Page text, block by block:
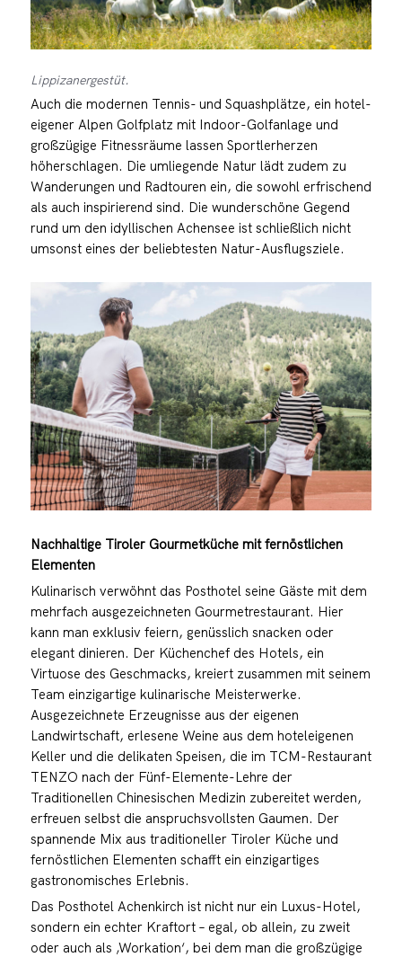
Lippizanergestüt.
Auch die modernen Tennis- und Squashplätze, ein hotel-
eigener Alpen Golfplatz mit Indoor-Golfanlage und
großzügige Fitnessräume lassen Sportlerherzen
höherschlagen. Die umliegende Natur lädt zudem zu
Wanderungen und Radtouren ein, die sowohl erfrischend
als auch inspirierend sind. Die wunderschöne Gegend
rund um den idyllischen Achensee ist schließlich nicht
umsonst eines der beliebtesten Natur-Ausflugsziele.
Nachhaltige Tiroler Gourmetküche mit fernöstlichen
Elementen
Kulinarisch verwöhnt das Posthotel seine Gäste mit dem
mehrfach ausgezeichneten Gourmetrestaurant. Hier
kann man exklusiv feiern, genüsslich snacken oder
elegant dinieren. Der Küchenchef des Hotels, ein
Virtuose des Geschmacks, kreiert zusammen mit seinem
Team einzigartige kulinarische Meisterwerke.
Ausgezeichnete Erzeugnisse aus der eigenen
Landwirtschaft, erlesene Weine aus dem hoteleigenen
Keller und die delikaten Speisen, die im TCM-Restaurant
TENZO nach der Fünf-Elemente-Lehre der
Traditionellen Chinesischen Medizin zubereitet werden,
erfreuen selbst die anspruchsvollsten Gaumen. Der
spannende Mix aus traditioneller Tiroler Küche und
fernöstlichen Elementen schafft ein einzigartiges
gastronomisches Erlebnis.
Das Posthotel Achenkirch ist nicht nur ein Luxus-Hotel,
sondern ein echter Kraftort – egal, ob allein, zu zweit
oder auch als ‚Workation‘, bei dem man die großzügige